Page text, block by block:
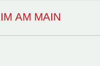
AM MAIN